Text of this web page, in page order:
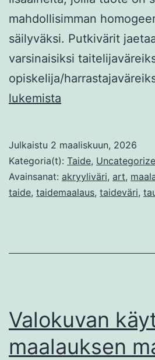
mahdollisimman
säilyväksi. Putkivärit
varsinaisiksi
opiskelija/
lukemista
Julkaistu 2 maaliskuun, 2026
Kategoria(t): Taide,
Avainsanat: akryyliväri, art,
taide, taidemaalaus, taideväri,
Valokuvan
maalauksen